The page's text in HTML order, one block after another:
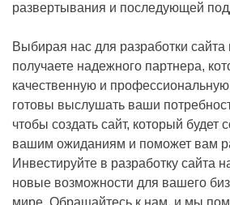
развертывания и последующей
Выбирая нас для разработки
получаете надежного партнера,
качественную и
готовы выслушать ваши
чтобы создать сайт, который будет
вашим ожиданиям и поможет вам
Инвестируйте в разработку сайта
новые возможности для вашего
мире. Обращайтесь к нам, и мы